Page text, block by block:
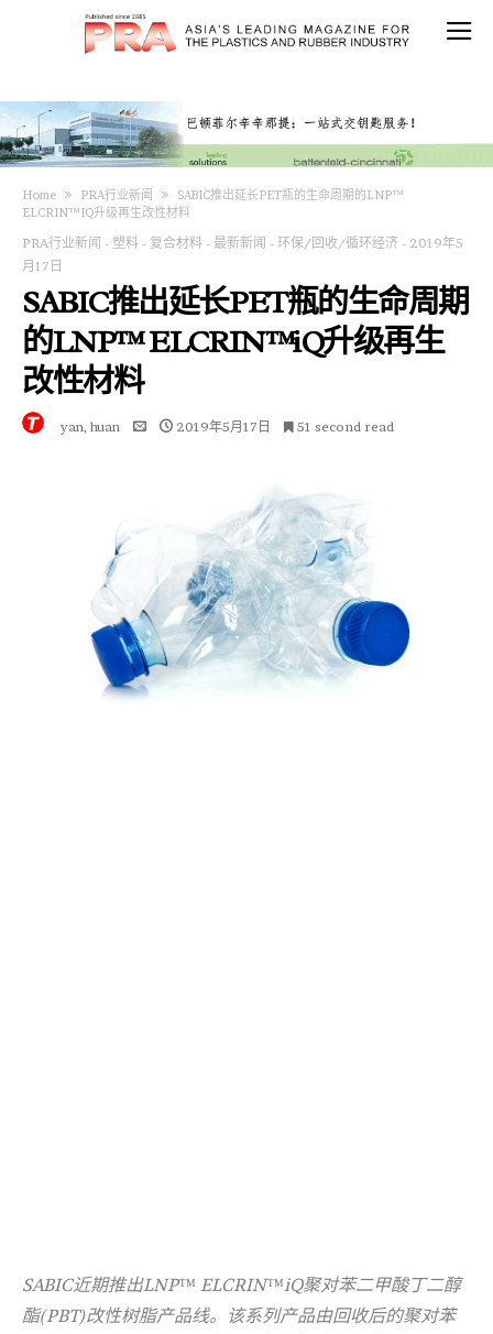
Home PRA行业新闻
SABIC推出延长PET瓶的生命周期的LNP™
ELCRIN™iQ升级再生改性材料
PRA行业新闻 - 塑料 - 复合材料 - 最新新闻 - 环保/回收/循环经济 - 2019年5
月17日
SABIC推出延长PET瓶的生命周期
的LNP™ ELCRIN™iQ升级再生
改性材料
yan, huan 2019年5月17日 51 second read
SABIC近期推出LNP™ ELCRIN™iQ聚对苯二甲酸丁二醇
酯(PBT)改性树脂产品线。该系列产品由回收后的聚对苯